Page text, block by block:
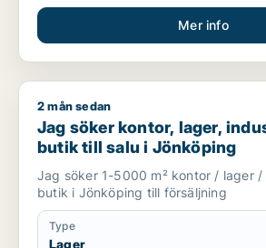
Mer info
Jag söker kontor, lager, industrilokal
2 mån sedan
Jag söker kontor, lager,
butik till salu i Jönköping
Jag söker 1-5000 m² kontor / lager
butik i Jönköping till försäljning
Type
Lager